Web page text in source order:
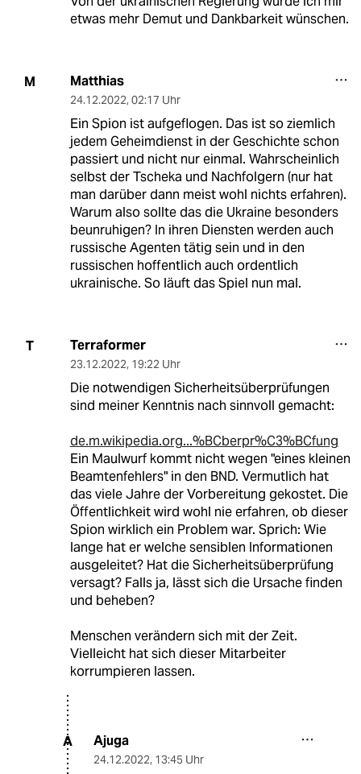
etwas mehr Demut und Dankbarkeit wünschen.
M Matthias
24.12.2022, 02:17 Uhr
Ein Spion ist aufgeflogen. Das ist so ziemlich
jedem Geheimdienst in der Geschichte schon
passiert und nicht nur einmal. Wahrscheinlich
selbst der Tscheka und Nachfolgern (nur hat
man darüber dann meist wohl nichts erfahren).
Warum also sollte das die Ukraine besonders
beunruhigen? In ihren Diensten werden auch
russische Agenten tätig sein und in den
russischen hoffentlich auch ordentlich
ukrainische. So läuft das Spiel nun mal.
T Terraformer
23.12.2022, 19:22 Uhr
Die notwendigen Sicherheitsüberprüfungen
sind meiner Kenntnis nach sinnvoll gemacht:
de.m.wikipedia.org...%BCberpr%C3%BCfung
Ein Maulwurf kommt nicht wegen "eines kleinen
Beamtenfehlers" in den BND. Vermutlich hat
das viele Jahre der Vorbereitung gekostet. Die
Öffentlichkeit wird wohl nie erfahren, ob dieser
Spion wirklich ein Problem war. Sprich: Wie
lange hat er welche sensiblen Informationen
ausgeleitet? Hat die Sicherheitsüberprüfung
versagt? Falls ja, lässt sich die Ursache finden
und beheben?
Menschen verändern sich mit der Zeit.
Vielleicht hat sich dieser Mitarbeiter
korrumpieren lassen.
A Ajuga
24.12.2022, 13:45 Uhr